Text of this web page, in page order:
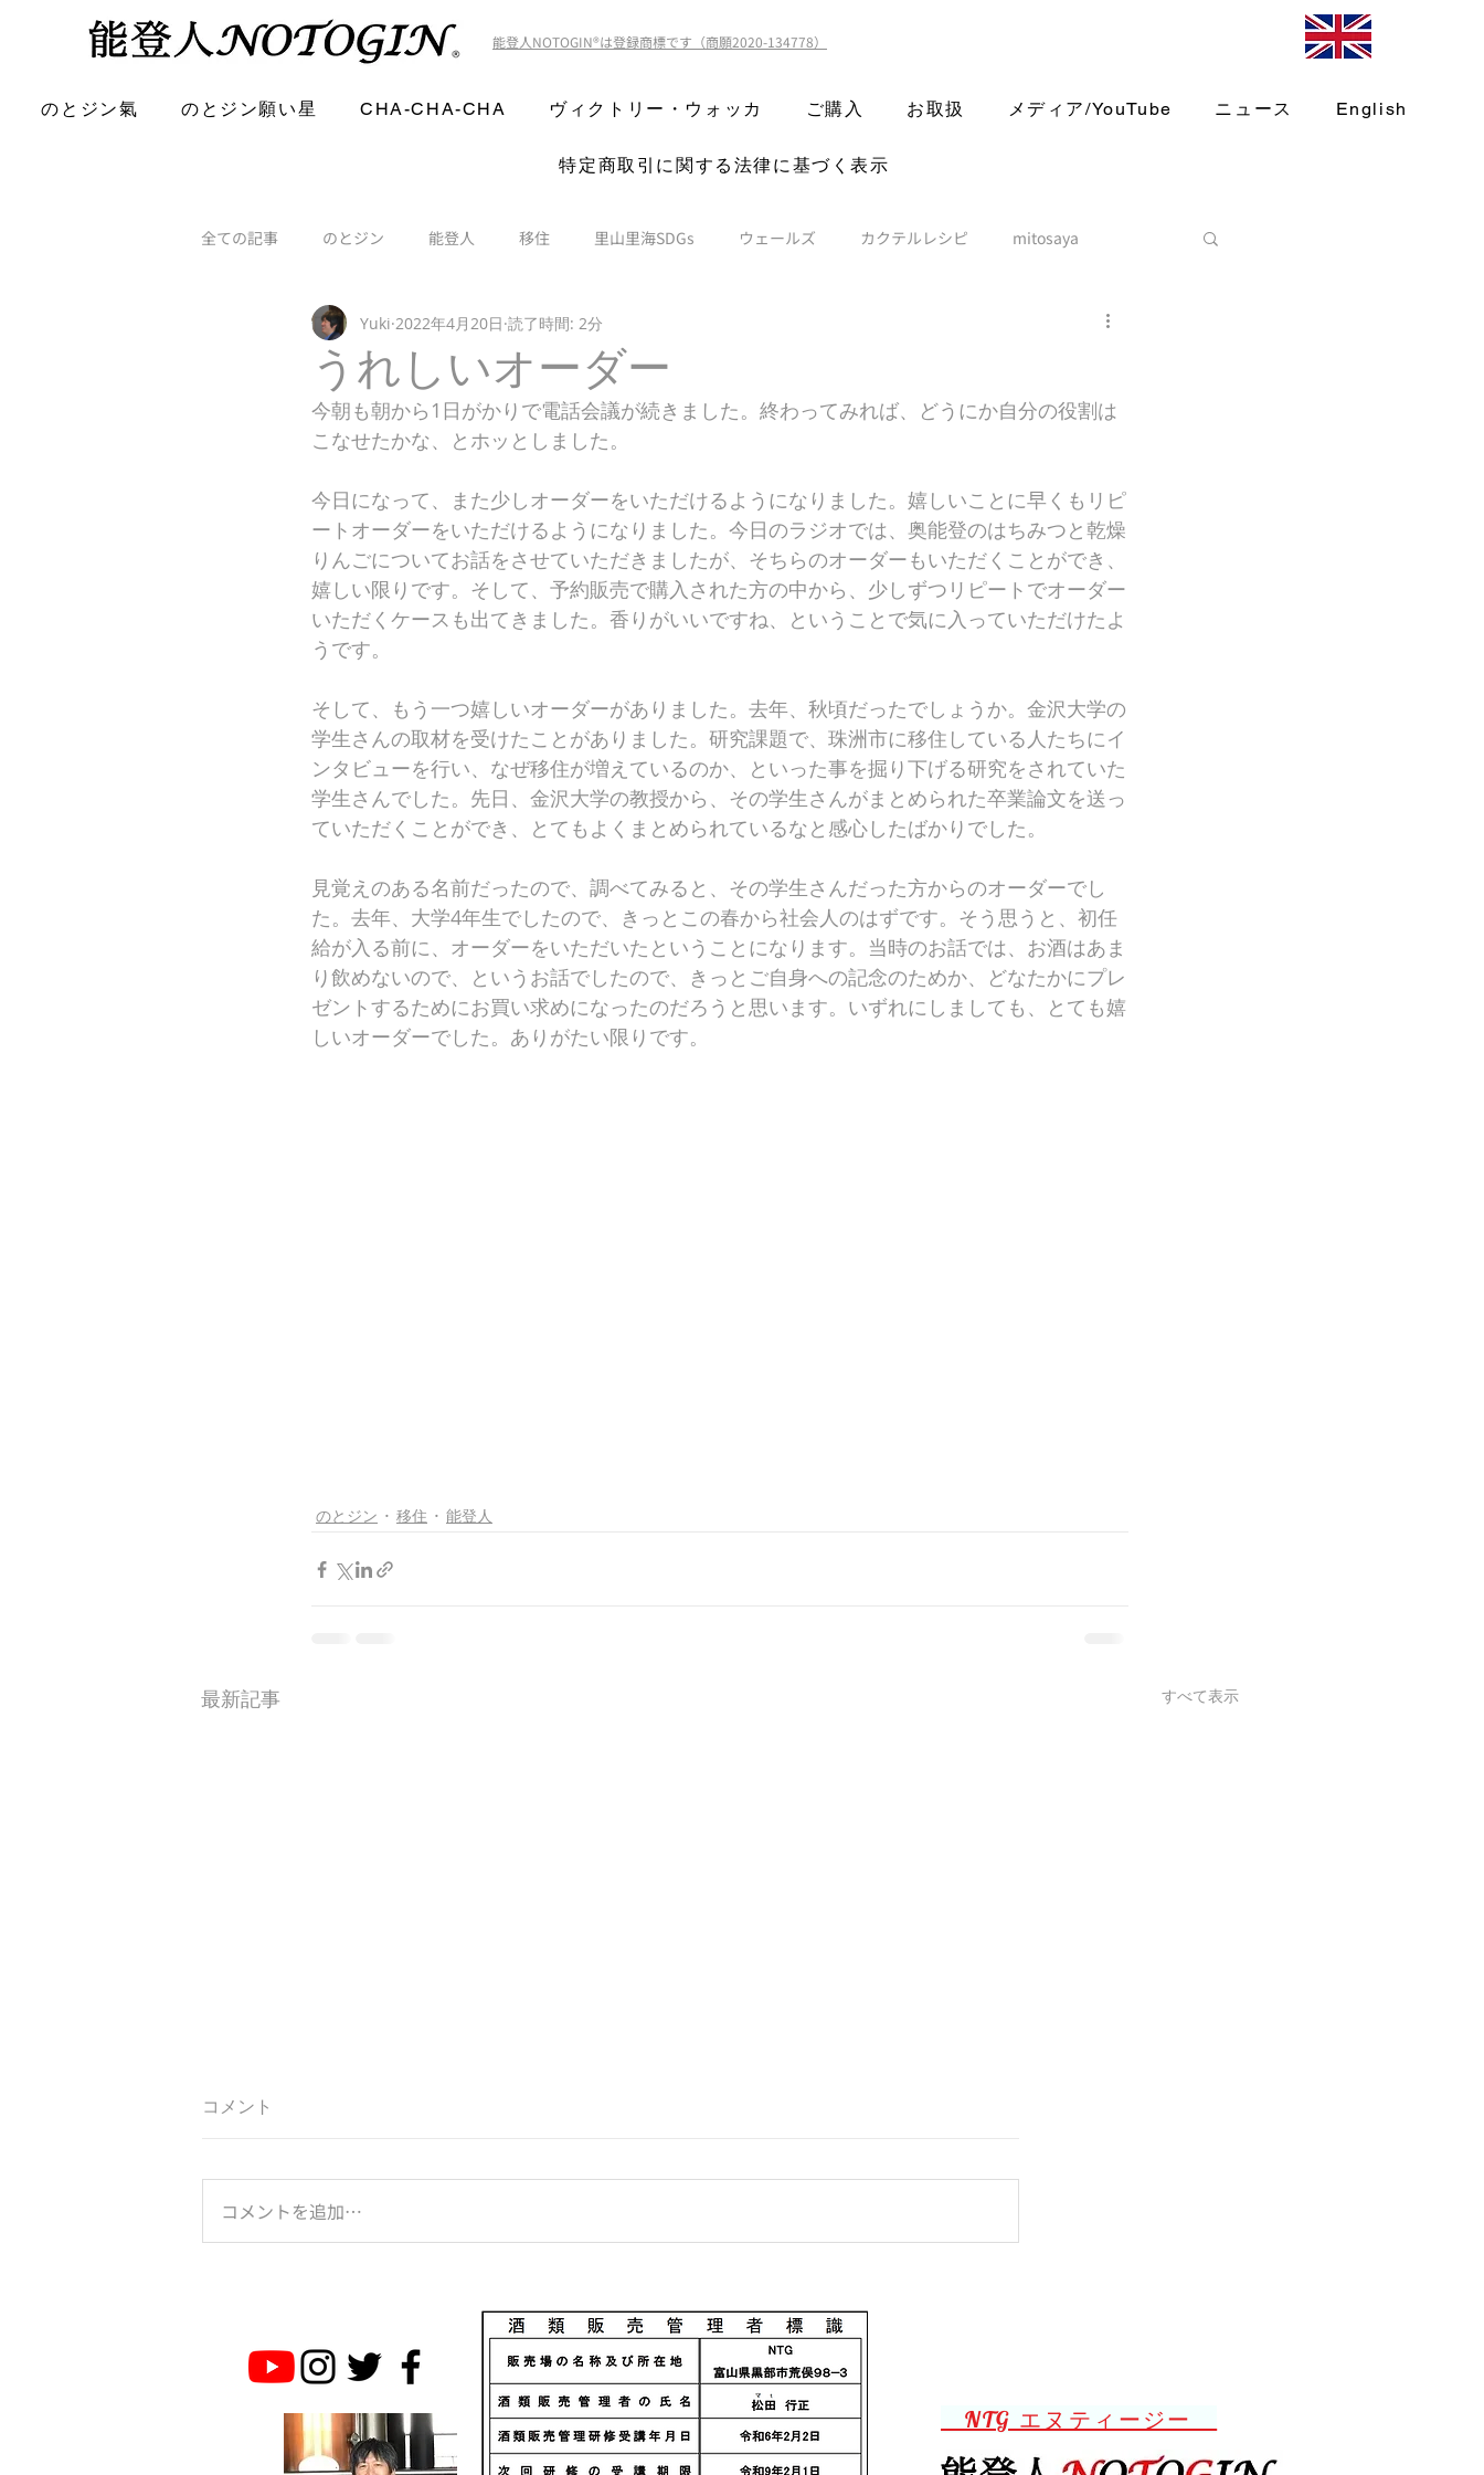
能登人NOTOGIN®️は登録商標です（商願2020-134778）
のとジン氣 のとジン願い星 CHA-CHA-CHA ヴィクトリー・ウォッカ ご購入 お取扱 メディア/YouTube ニュース English
特定商取引に関する法律に基づく表示
全ての記事 のとジン 能登人 移住 里山里海SDGs ウェールズ カクテルレシピ mitosaya
うれしいオーダー
Yuki 2022年4月20日 読了時間: 2分
今朝も朝から1日がかりで電話会議が続きました。終わってみれば、どうにか自分の役割は
こなせたかな、とホッとしました。
今日になって、また少しオーダーをいただけるようになりました。嬉しいことに早くもリピ
ートオーダーをいただけるようになりました。今日のラジオでは、奥能登のはちみつと乾燥
りんごについてお話をさせていただきましたが、そちらのオーダーもいただくことができ、
嬉しい限りです。そして、予約販売で購入された方の中から、少しずつリピートでオーダー
いただくケースも出てきました。香りがいいですね、ということで気に入っていただけたよ
うです。
そして、もう一つ嬉しいオーダーがありました。去年、秋頃だったでしょうか。金沢大学の
学生さんの取材を受けたことがありました。研究課題で、珠洲市に移住している人たちにイ
ンタビューを行い、なぜ移住が増えているのか、といった事を掘り下げる研究をされていた
学生さんでした。先日、金沢大学の教授から、その学生さんがまとめられた卒業論文を送っ
ていただくことができ、とてもよくまとめられているなと感心したばかりでした。
見覚えのある名前だったので、調べてみると、その学生さんだった方からのオーダーでし
た。去年、大学4年生でしたので、きっとこの春から社会人のはずです。そう思うと、初任
給が入る前に、オーダーをいただいたということになります。当時のお話では、お酒はあま
り飲めないので、というお話でしたので、きっとご自身への記念のためか、どなたかにプレ
ゼントするためにお買い求めになったのだろうと思います。いずれにしましても、とても嬉
しいオーダーでした。ありがたい限りです。
のとジン 移住 能登人
最新記事 すべて表示
コメント
コメントを追加…
NTG エヌティージー